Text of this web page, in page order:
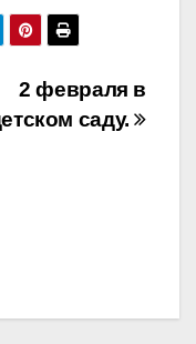
2 февраля в
саду.